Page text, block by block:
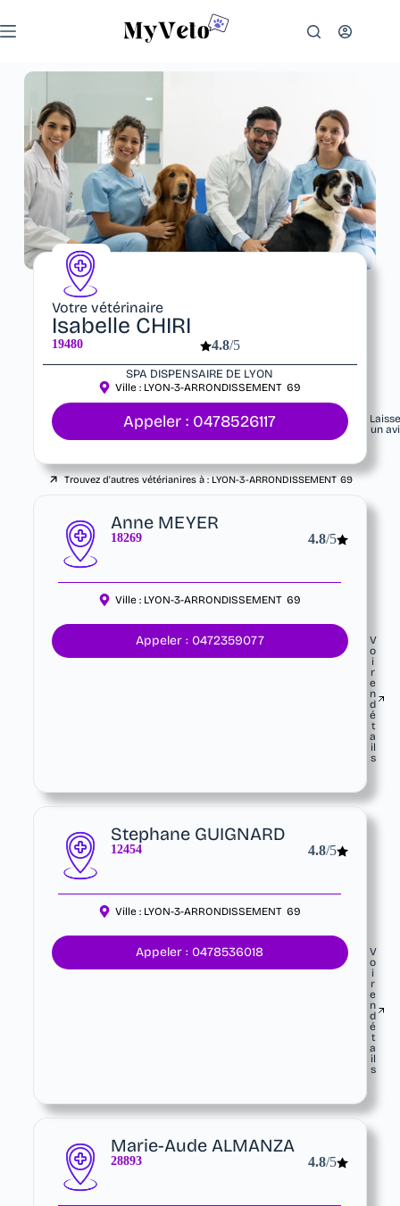
Votre vétérinaire
Isabelle CHIRI
19480 4.8/5
SPA DISPENSAIRE DE LYON
Ville : LYON-3-ARRONDISSEMENT 69
Appeler : 0478526117
un
Trouvez d'autres vétérianires à : LYON-3-ARRONDISSEMENT 69
Anne MEYER
18269 4.8/5
Ville : LYON-3-ARRONDISSEMENT 69
Appeler : 0472359077
V
o
i
r
e
n
d
é
t
a
il
s
Stephane GUIGNARD
12454 4.8/5
Ville : LYON-3-ARRONDISSEMENT 69
Appeler : 0478536018
V
o
i
r
e
n
d
é
t
a
il
s
Marie-Aude ALMANZA
28893 4.8/5